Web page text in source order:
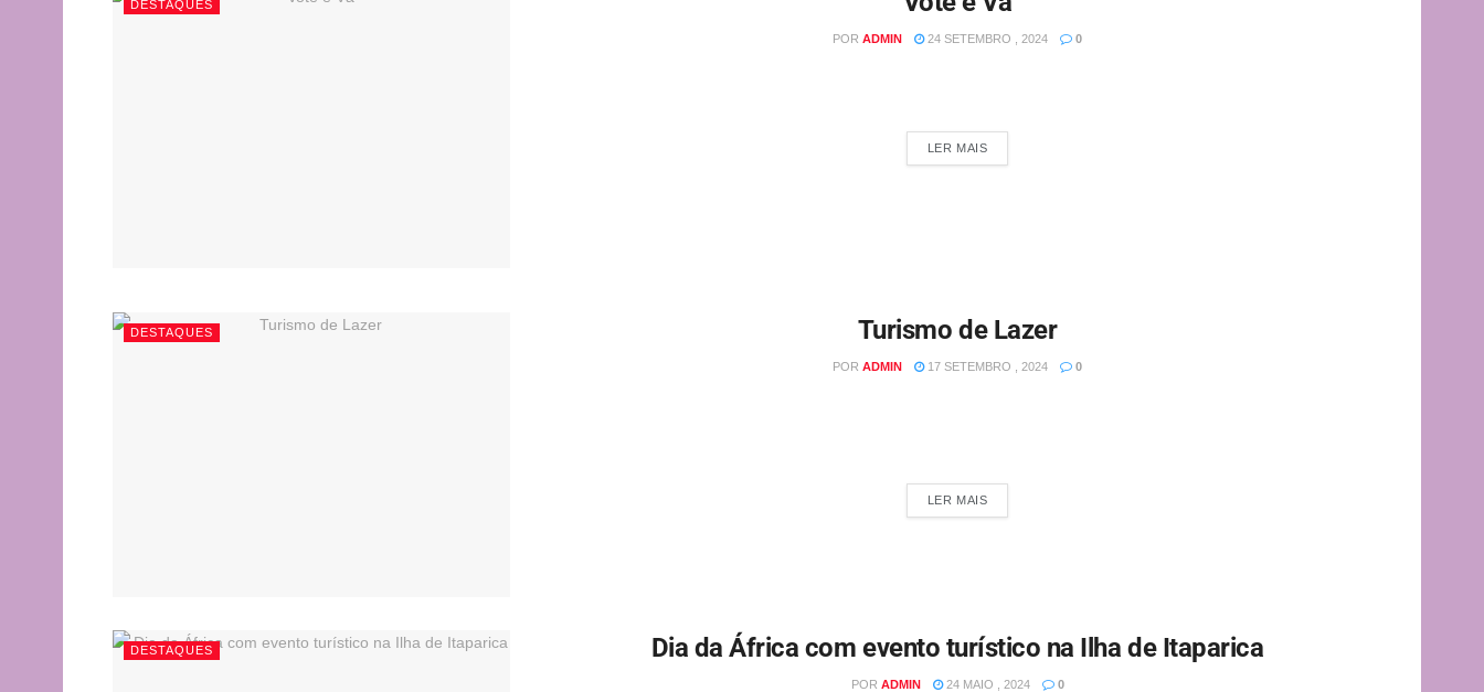
DESTAQUES
POR ADMIN 24 SETEMBRO , 2024 0
LER MAIS
DESTAQUES Turismo de Lazer
POR ADMIN 17 SETEMBRO , 2024 0
LER MAIS
DESTAQUES Dia da África com evento turístico na Ilha de Itaparica
POR ADMIN 24 MAIO , 2024 0